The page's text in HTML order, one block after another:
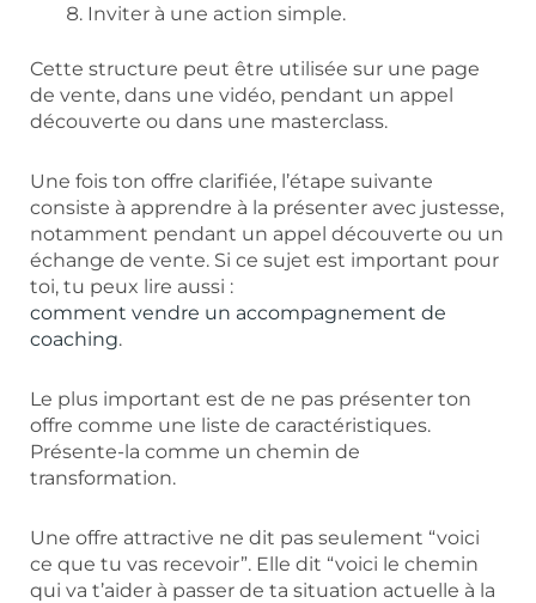
Inviter à une action simple.
Cette structure peut être utilisée sur une page
de vente, dans une vidéo, pendant un appel
découverte ou dans une masterclass.
Une fois ton offre clarifiée, l’étape suivante
consiste à apprendre à la présenter avec justesse,
notamment pendant un appel découverte ou un
échange de vente. Si ce sujet est important pour
toi, tu peux lire aussi :
comment vendre un accompagnement de
coaching.
Le plus important est de ne pas présenter ton
offre comme une liste de caractéristiques.
Présente-la comme un chemin de
transformation.
Une offre attractive ne dit pas seulement “voici
ce que tu vas recevoir”. Elle dit “voici le chemin
qui va t’aider à passer de ta situation actuelle à la